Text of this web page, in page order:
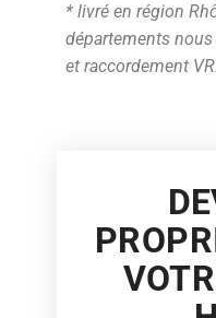
* livré en région
départements
et raccordement